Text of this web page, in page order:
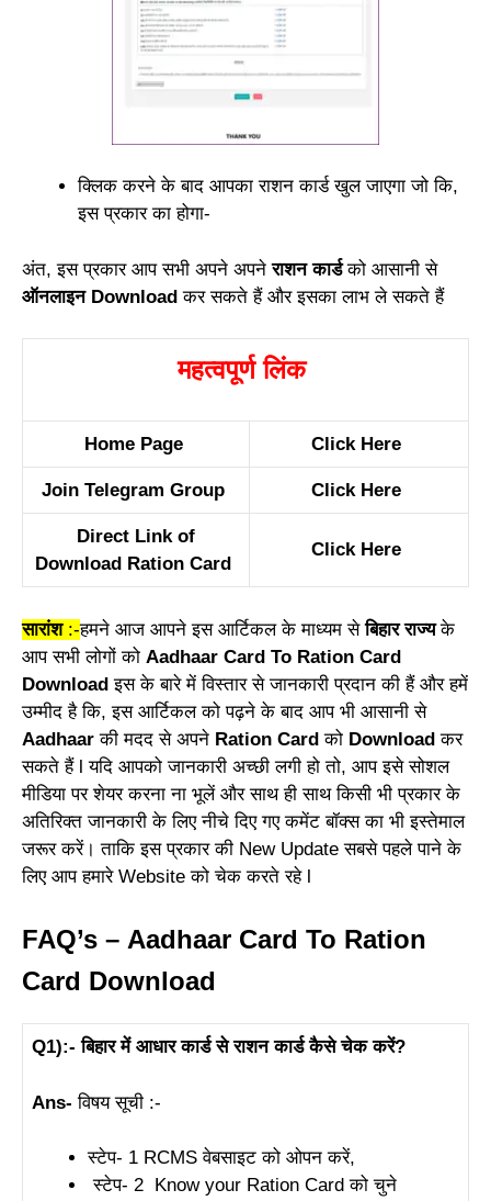
क्लिक करने के बाद आपका राशन कार्ड खुल जाएगा जो कि,
इस प्रकार का होगा-
अंत, इस प्रकार आप सभी अपने अपनेराशन कार्डको आसानी से
ऑनलाइन Download कर सकते हैं और इसका लाभ ले सकते हैं
महत्वपूर्ण लिंक
Home Page Click Here
Join Telegram Group Click Here
Direct Link of
Download Ration Card
Click Here
सारांश:-हमने आज आपने इस आर्टिकल के माध्यम सेबिहार राज्यके
आप सभी लोगों को Aadhaar Card To Ration Card
Downloadइस के बारे में विस्तार से जानकारी प्रदान की हैं और हमें
उम्मीद है कि, इस आर्टिकल को पढ़ने के बाद आप भी आसानी से
Aadhaar की मदद से अपने Ration Card को Download कर
सकते हैं l यदि आपको जानकारी अच्छी लगी हो तो, आप इसे सोशल
मीडिया पर शेयर करना ना भूलें और साथ ही साथ किसी भी प्रकार के
अतिरिक्त जानकारी के लिए नीचे दिए गए कमेंट बॉक्स का भी इस्तेमाल
जरूर करें। ताकि इस प्रकार की New Update सबसे पहले पाने के
लिए आप हमारे Website को चेक करते रहे l
FAQ’s – Aadhaar Card To Ration
Card Download
Q1):- बिहार में आधार कार्ड से राशन कार्ड कैसे चेक करें?
Ans-विषय सूची :-
स्टेप- 1 RCMS वेबसाइट को ओपन करें,
स्टेप- 2 Know your Ration Card को चुने